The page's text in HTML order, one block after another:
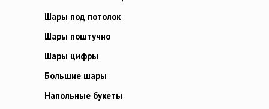
Шары под потолок
Шары поштучно
Шары цифры
Большие шары
Напольные букеты